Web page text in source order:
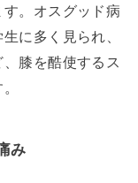
。オスグッド病
に多く見られ、
膝を酷使するス
み